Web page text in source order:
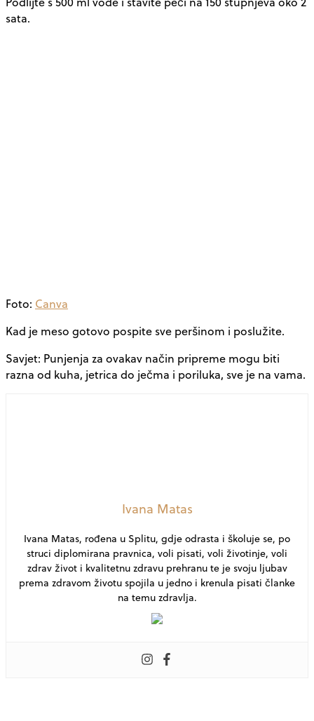
sata.
Foto: Canva
Kad je meso gotovo pospite sve peršinom i poslužite.
Savjet: Punjenja za ovakav način pripreme mogu biti
razna od kuha, jetrica do ječma i poriluka, sve je na vama.
Ivana Matas
Ivana Matas, rođena u Splitu, gdje odrasta i školuje se, po
struci diplomirana pravnica, voli pisati, voli životinje, voli
zdrav život i kvalitetnu zdravu prehranu te je svoju ljubav
prema zdravom životu spojila u jedno i krenula pisati članke
na temu zdravlja.